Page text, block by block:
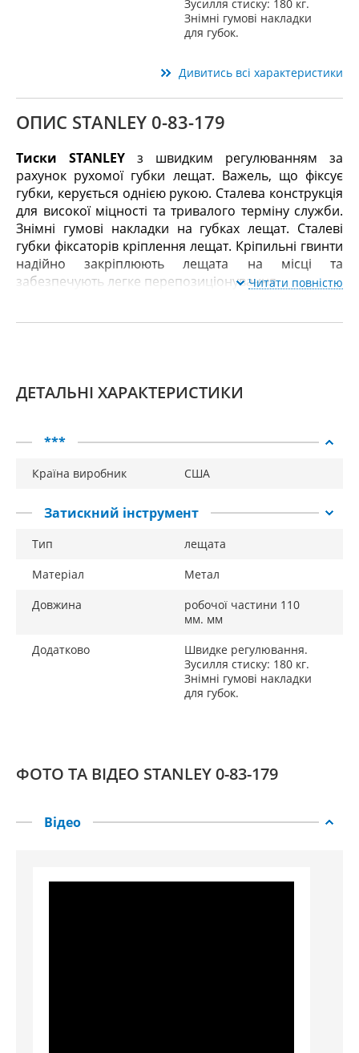
Зусилля стиску: 180 кг.
Знімні гумові накладки
для губок.
Дивитись всі характеристики
ОПИС STANLEY 0-83-179
Тиски STANLEY з швидким регулюванням за
рахунок рухомої губки лещат. Важель, що фіксує
губки, керується однією рукою. Сталева конструкція
для високої міцності та тривалого терміну служби.
Знімні гумові накладки на губках лещат. Сталеві
губки фіксаторів кріплення лещат. Кріпильні гвинти
надійно закріплюють лещата на місці та
забезпечують легке перепозиціонування.Читати повністю
ДЕТАЛЬНІ ХАРАКТЕРИСТИКИ
***
Країна виробник США
Затискний інструмент
Тип
лещата
Матеріал
Метал
Довжина
робочої частини 110
мм. мм
Додатково
Швидке регулювання.
Зусилля стиску: 180 кг.
Знімні гумові накладки
для губок.
ФОТО ТА ВІДЕО STANLEY 0-83-179
Відео